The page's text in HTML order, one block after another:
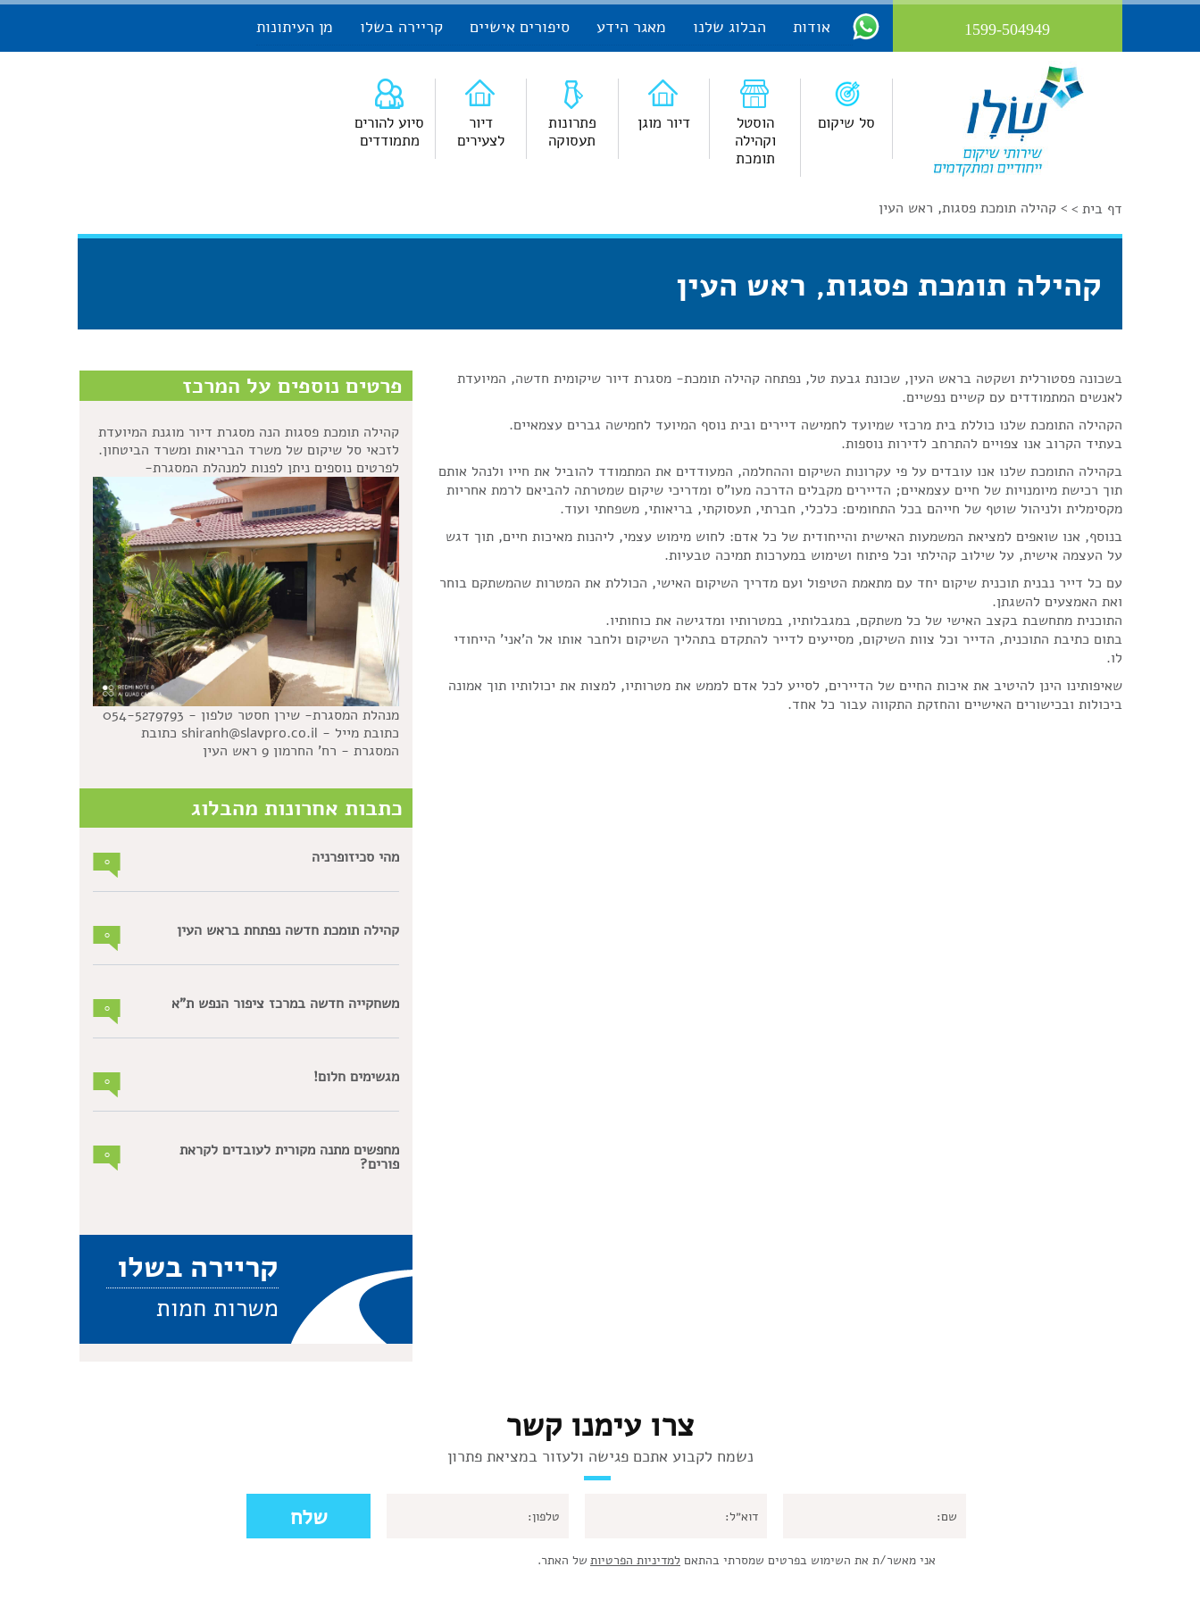
1599-504949 אודות הבלוג שלנו מאגר הידע סיפורים אישיים קריירה בשלו מן העיתונות
סל שיקום
הוסטל
וקהילה
תומכת
דיור מוגן
פתרונות
תעסוקה
דיור
לצעירים
סיוע להורים
מתמודדים
דף בית > > קהילה תומכת פסגות, ראש העין
קהילה תומכת פסגות, ראש העין
בשכונה פסטורלית ושקטה בראש העין, שכונת גבעת טל, נפתחה קהילה תומכת- מסגרת דיור שיקומית חדשה, המיועדת
לאנשים המתמודדים עם קשיים נפשיים.
הקהילה התומכת שלנו כוללת בית מרכזי שמיועד לחמישה דיירים ובית נוסף המיועד לחמישה גברים עצמאיים.
בעתיד הקרוב אנו צפויים להתרחב לדירות נוספות.
בקהילה התומכת שלנו אנו עובדים על פי עקרונות השיקום וההחלמה, המעודדים את המתמודד להוביל את חייו ולנהל אותם
תוך רכישת מיומנויות של חיים עצמאיים; הדיירים מקבלים הדרכה מעו"ס ומדריכי שיקום שמטרתה להביאם לרמת אחריות
מקסימלית ולניהול שוטף של חייהם בכל התחומים: כלכלי, חברתי, תעסוקתי, בריאותי, משפחתי ועוד.
בנוסף, אנו שואפים למציאת המשמעות האישית והייחודית של כל אדם: לחוש מימוש עצמי, ליהנות מאיכות חיים, תוך דגש
על העצמה אישית, על שילוב קהילתי וכל פיתוח ושימוש במערכות תמיכה טבעיות.
עם כל דייר נבנית תוכנית שיקום יחד עם מתאמת הטיפול ועם מדריך השיקום האישי, הכוללת את המטרות שהמשתקם בוחר
ואת האמצעים להשגתן.
התוכנית מתחשבת בקצב האישי של כל משתקם, במגבלותיו, במטרותיו ומדגישה את כוחותיו.
בתום כתיבת התוכנית, הדייר וכל צוות השיקום, מסייעים לדייר להתקדם בתהליך השיקום ולחבר אותו אל ה'אני' הייחודי
לו.
שאיפותינו הינן להיטיב את איכות החיים של הדיירים, לסייע לכל אדם לממש את מטרותיו, למצות את יכולותיו תוך אמונה
ביכולות ובכישורים האישיים והחזקת התקווה עבור כל אחד.
פרטים נוספים על המרכז
קהילה תומכת פסגות הנה מסגרת דיור מוגנת המיועדת
לזכאי סל שיקום של משרד הבריאות ומשרד הביטחון.
לפרטים נוספים ניתן לפנות למנהלת המסגרת-
מנהלת המסגרת- שירן חסטר טלפון - 054-5279793
כתובת מייל - shiranh@slavpro.co.il כתובת
המסגרת - רח' החרמון 9 ראש העין
כתבות אחרונות מהבלוג
מהי סכיזופרניה 0
קהילה תומכת חדשה נפתחת בראש העין 0
משחקייה חדשה במרכז ציפור הנפש ת"א 0
מגשימים חלום! 0
מחפשים מתנה מקורית לעובדים לקראת
פורים? 0
קריירה בשלו
משרות חמות
צרו עימנו קשר
נשמח לקבוע אתכם פגישה ולעזור במציאת פתרון
אני מאשר/ת את השימוש בפרטים שמסרתי בהתאם למדיניות הפרטיות של האתר.